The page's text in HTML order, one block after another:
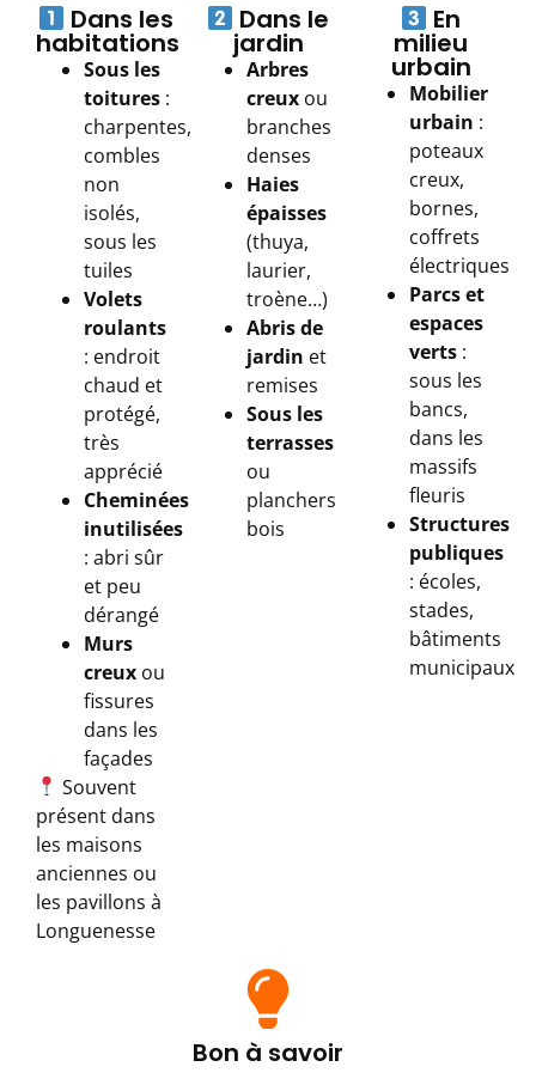
Dans les
habitations
Sous les
toitures :
charpentes,
combles
non
isolés,
sous les
tuiles
Volets
roulants
: endroit
chaud et
protégé,
très
apprécié
Cheminées
inutilisées
: abri sûr
et peu
dérangé
Murs
creux ou
fissures
dans les
façades
Souvent
présent dans
les maisons
anciennes ou
les pavillons à
Longuenesse
Dans le
jardin
Arbres
creux ou
branches
denses
Haies
épaisses
(thuya,
laurier,
troène…)
Abris de
jardin et
remises
Sous les
terrasses
ou
planchers
bois
En
milieu
urbain
Mobilier
urbain :
poteaux
creux,
bornes,
coffrets
électriques
Parcs et
espaces
verts :
sous les
bancs,
dans les
massifs
fleuris
Structures
publiques
: écoles,
stades,
bâtiments
municipaux
Bon à savoir